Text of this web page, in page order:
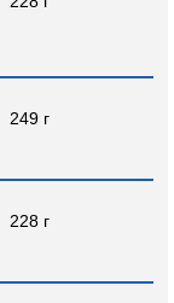
249 г
228 г